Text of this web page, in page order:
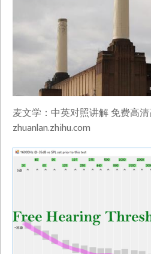
麦文学：中英对照讲解 免费高
zhuanlan.zhihu.com